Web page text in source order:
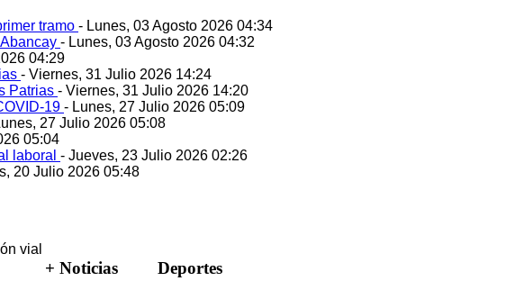
tramo - Lunes, 03 Agosto 2026 04:34
- Lunes, 03 Agosto 2026 04:32
04:29
- Viernes, 31 Julio 2026 14:24
Patrias - Viernes, 31 Julio 2026 14:20
19 - Lunes, 27 Julio 2026 05:09
27 Julio 2026 05:08
05:04
laboral - Jueves, 23 Julio 2026 02:26
20 Julio 2026 05:48
vial
+ Noticias Deportes